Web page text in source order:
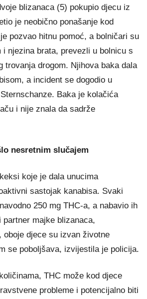
blizanaca (5) pokupio djecu iz
je neobično ponašanje kod
pozvao hitnu pomoć, a bolničari su
i njezina brata, prevezli u bolnicu s
trovanja drogom. Njihova baka dala
a incident se dogodio u
Baka je kolačića
i nije znala da sadrže
nesretnim slučajem
koje je dala unucima
sastojak kanabisa. Svaki
250 mg THC-a, a nabavio ih
majke blizanaca,
oboje djece su izvan životne
se poboljšava, izvijestila je policija.
THC može kod djece
probleme i potencijalno biti